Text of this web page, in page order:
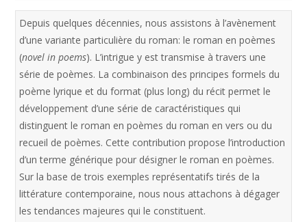
Depuis quelques décennies, nous assistons à l’avènement
d’une variante particulière du roman: le roman en poèmes
(novel in poems). L’intrigue y est transmise à travers une
série de poèmes. La combinaison des principes formels du
poème lyrique et du format (plus long) du récit permet le
développement d’une série de caractéristiques qui
distinguent le roman en poèmes du roman en vers ou du
recueil de poèmes. Cette contribution propose l’introduction
d’un terme générique pour désigner le roman en poèmes.
Sur la base de trois exemples représentatifs tirés de la
littérature contemporaine, nous nous attachons à dégager
les tendances majeures qui le constituent.